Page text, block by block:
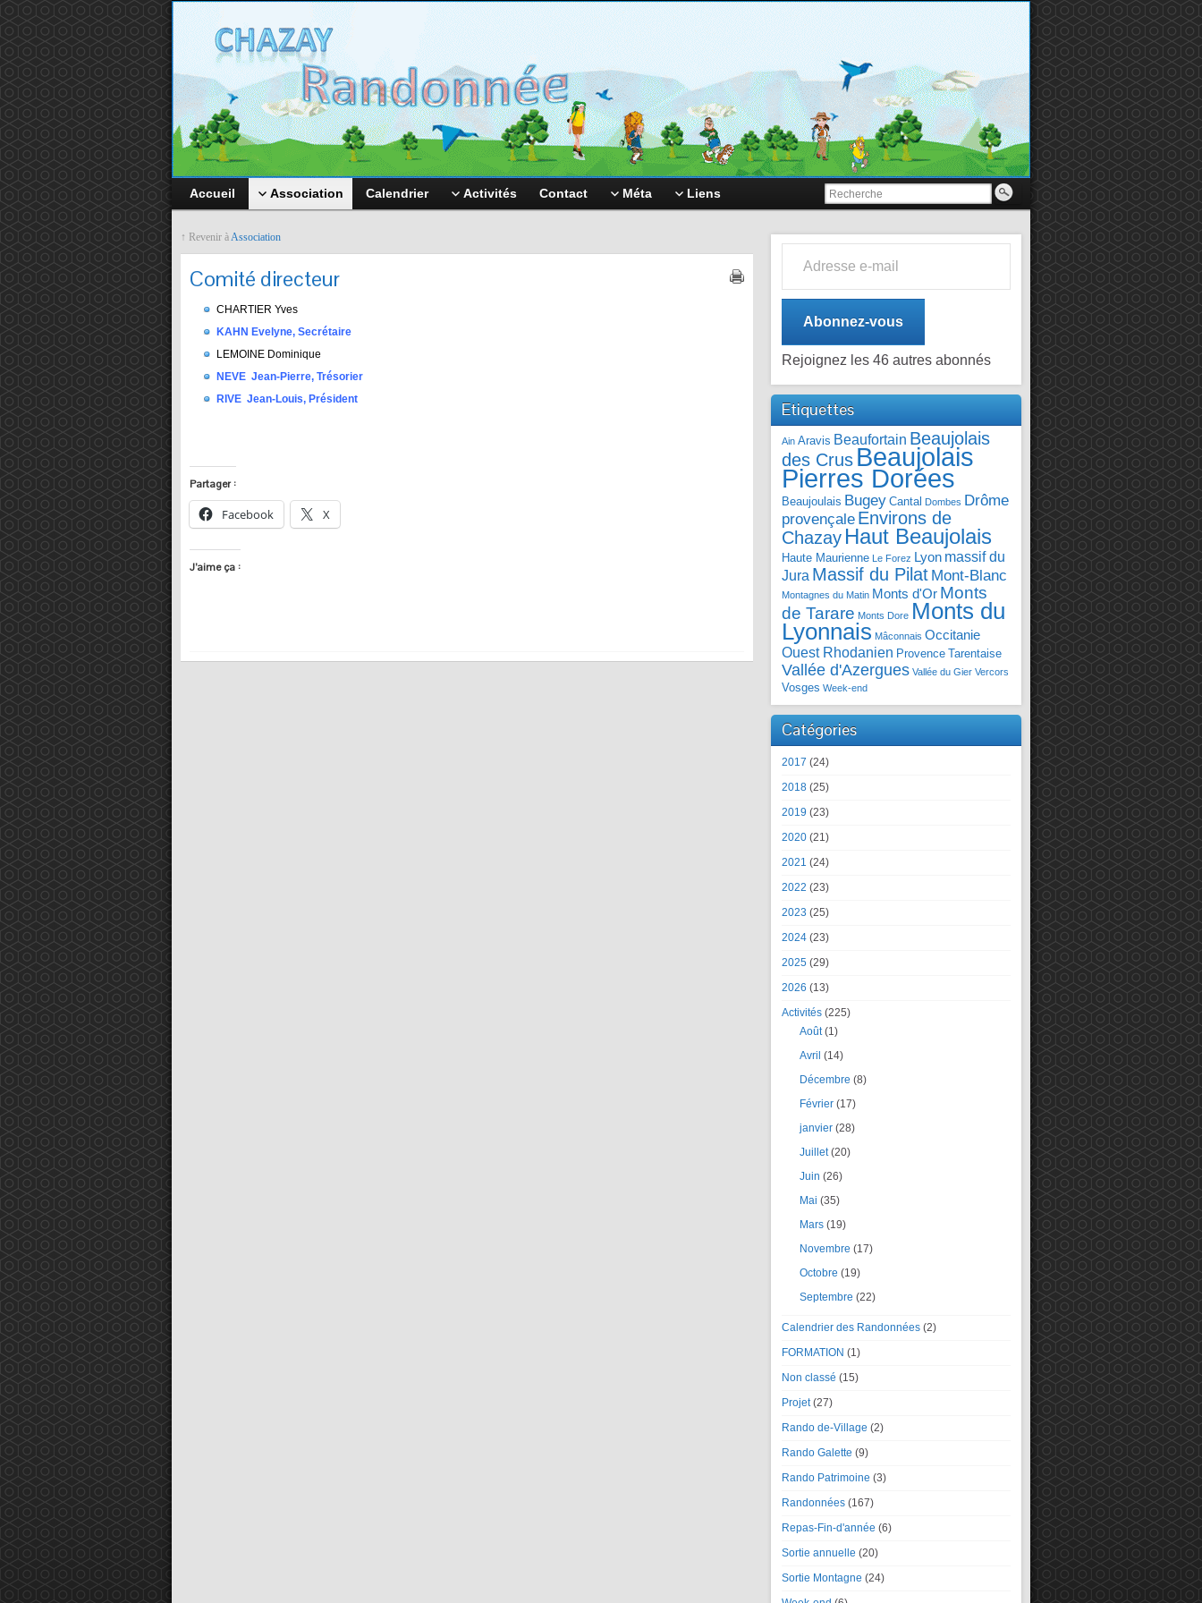
Accueil Association Calendrier Activités Contact Méta Liens
↑ Revenir àAssociation
Comité directeur
CHARTIER Yves
KAHN Evelyne, Secrétaire
LEMOINE Dominique
NEVE Jean-Pierre, Trésorier
RIVE Jean-Louis, Président
Partager :
Facebook X
J’aime ça :
Adresse e-mail
Abonnez-vous
Rejoignez les 46 autres abonnés
Etiquettes
Ain Aravis Beaufortain Beaujolais
des Crus Beaujolais
Pierres Dorées
Beaujoulais Bugey Cantal Dombes Drôme
provençale Environs de
Chazay Haut Beaujolais
Haute Maurienne Le Forez Lyon massif du
Jura Massif du Pilat Mont-Blanc
Montagnes du Matin Monts d'Or Monts
de Tarare Monts Dore Monts du
Lyonnais Mâconnais Occitanie
Ouest Rhodanien Provence Tarentaise
Vallée d'Azergues Vallée du Gier Vercors
Vosges Week-end
Catégories
2017 (24)
2018 (25)
2019 (23)
2020 (21)
2021 (24)
2022 (23)
2023 (25)
2024 (23)
2025 (29)
2026 (13)
Activités (225)
Août(1)
Avril (14)
Décembre (8)
Février (17)
janvier (28)
Juillet(20)
Juin (26)
Mai (35)
Mars (19)
Novembre (17)
Octobre (19)
Septembre (22)
Calendrier des Randonnées (2)
FORMATION (1)
Non classé (15)
Projet(27)
Rando de-Village (2)
Rando Galette (9)
Rando Patrimoine (3)
Randonnées (167)
Repas-Fin-d'année (6)
Sortie annuelle (20)
Sortie Montagne (24)